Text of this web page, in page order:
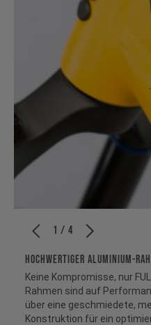
1 / 4
HOCHWERTIGER ALUMINIUM-
Keine Kompromisse, nur
Rahmen sind auf
über eine geschmiedete,
Konstruktion für ein